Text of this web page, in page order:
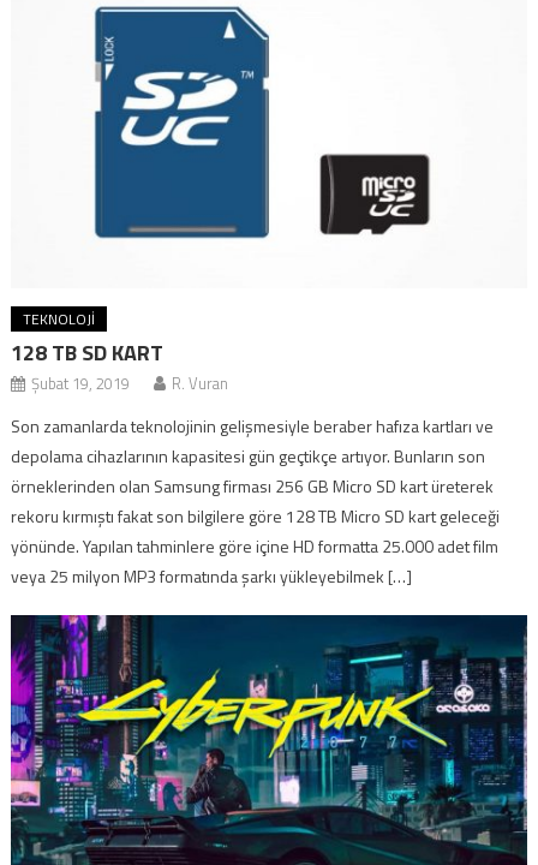
TEKNOLOJI
128 TB SD KART
Şubat 19, 2019 R. Vuran
Son zamanlarda teknolojinin gelişmesiyle beraber hafıza kartları ve
depolama cihazlarının kapasitesi gün geçtikçe artıyor. Bunların son
örneklerinden olan Samsung firması 256 GB Micro SD kart üreterek
rekoru kırmıştı fakat son bilgilere göre 128 TB Micro SD kart geleceği
yönünde. Yapılan tahminlere göre içine HD formatta 25.000 adet film
veya 25 milyon MP3 formatında şarkı yükleyebilmek […]